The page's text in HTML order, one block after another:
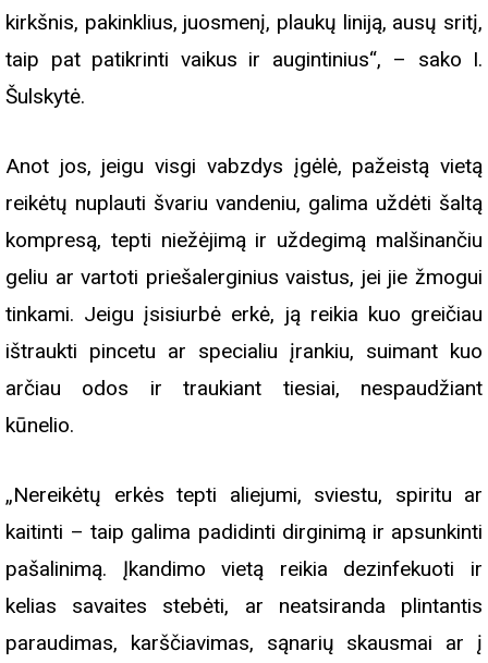
kirkšnis, pakinklius, juosmenį, plaukų liniją, ausų sritį,
taip pat patikrinti vaikus ir augintinius“, – sako I.
Šulskytė.
Anot jos, jeigu visgi vabzdys įgėlė, pažeistą vietą
reikėtų nuplauti švariu vandeniu, galima uždėti šaltą
kompresą, tepti niežėjimą ir uždegimą malšinančiu
geliu ar vartoti priešalerginius vaistus, jei jie žmogui
tinkami. Jeigu įsisiurbė erkė, ją reikia kuo greičiau
ištraukti pincetu ar specialiu įrankiu, suimant kuo
arčiau odos ir traukiant tiesiai, nespaudžiant
kūnelio.
„Nereikėtų erkės tepti aliejumi, sviestu, spiritu ar
kaitinti – taip galima padidinti dirginimą ir apsunkinti
pašalinimą. Įkandimo vietą reikia dezinfekuoti ir
kelias savaites stebėti, ar neatsiranda plintantis
paraudimas, karščiavimas, sąnarių skausmai ar į